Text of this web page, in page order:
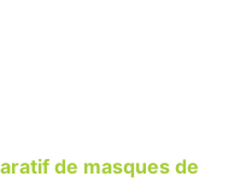
de masques de